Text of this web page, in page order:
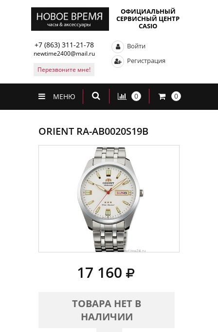
ОФИЦИАЛЬНЫЙ
СЕРВИСНЫЙ ЦЕНТР
CASIO
+7 (863) 311-21-78
newtime2400@mail.ru
Перезвоните мне!
Войти
Регистрация
МЕНЮ 0 0
ORIENT RA-AB0020S19B
17 160
ТОВАРА НЕТ В
НАЛИЧИИ